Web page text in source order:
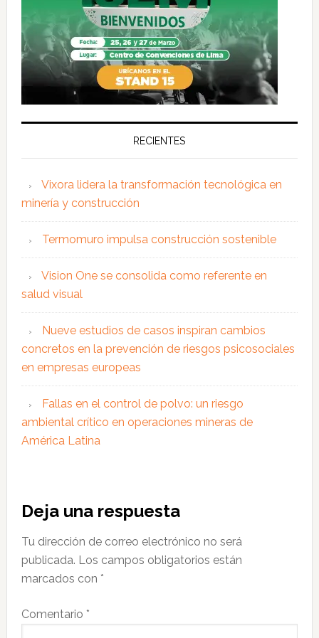
RECIENTES
Vixora lidera la transformación tecnológica en
minería y construcción
Termomuro impulsa construcción sostenible
Vision One se consolida como referente en
salud visual
Nueve estudios de casos inspiran cambios
concretos en la prevención de riesgos psicosociales
en empresas europeas
Fallas en el control de polvo: un riesgo
ambiental crítico en operaciones mineras de
América Latina
Interacciones
con
los
lectores
Deja una respuesta
Tu dirección de correo electrónico no será
publicada. Los campos obligatorios están
marcados con *
Comentario *